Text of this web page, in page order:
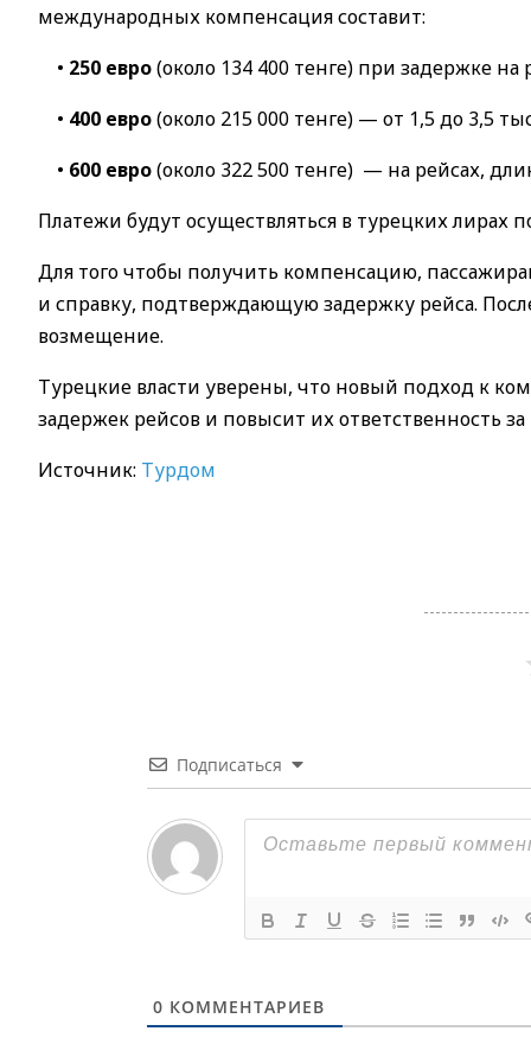
международных компенсация составит:
• 250 евро(около 134 400 тенге) при задержке
• 400 евро(около 215 000 тенге) — от 1,5 до 3,5
• 600 евро(около 322 500 тенге) — на рейсах,
Платежи будут осуществляться в турецких
Для того чтобы получить компенсацию,
и справку, подтверждающую задержку рейса.
возмещение.
Турецкие власти уверены, что новый подход к
задержек рейсов и повысит их ответственность
Источник: Турдом
Подписаться
0 КОММЕНТАРИЕВ